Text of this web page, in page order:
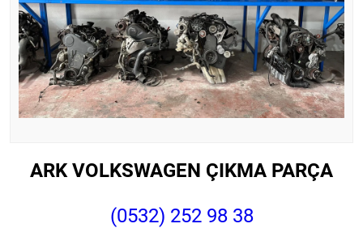
ARK VOLKSWAGEN ÇIKMA PARÇA
(0532) 252 98 38